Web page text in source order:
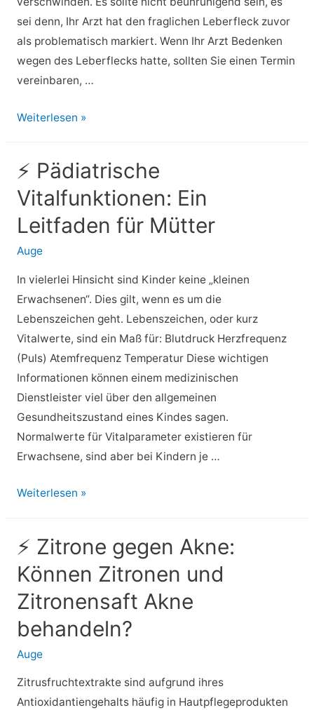
kann
sei denn, Ihr Arzt hat den fraglichen Leberfleck zuvor
als problematisch markiert. Wenn Ihr Arzt Bedenken
wegen des Leberflecks hatte, sollten Sie einen Termin
vereinbaren, …
⚡
Was
nun?
Ist
dies
ein
Grund
zur
Besorgnis?
Weiterlesen »
⚡ Pädiatrische
Vitalfunktionen: Ein
Leitfaden für Mütter
Auge
In vielerlei Hinsicht sind Kinder keine „kleinen
Erwachsenen“. Dies gilt, wenn es um die
Lebenszeichen geht. Lebenszeichen, oder kurz
Vitalwerte, sind ein Maß für: Blutdruck Herzfrequenz
(Puls) Atemfrequenz Temperatur Diese wichtigen
Informationen können einem medizinischen
Dienstleister viel über den allgemeinen
Gesundheitszustand eines Kindes sagen.
Normalwerte für Vitalparameter existieren für
Erwachsene, sind aber bei Kindern je …
⚡
Ein
Leitfaden
für
Mütter
Weiterlesen »
⚡ Zitrone gegen Akne:
Können Zitronen und
Zitronensaft Akne
behandeln?
Auge
Zitrusfruchtextrakte sind aufgrund ihres
Antioxidantiengehalts häufig in Hautpflegeprodukten